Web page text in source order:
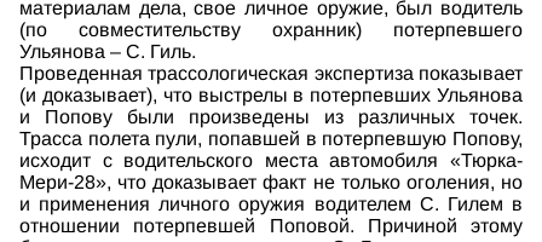
материалам дела, свое личное оружие, был водитель
(по совместительству охранник) потерпевшего
Ульянова – С. Гиль.
Проведенная трассологическая экспертиза показывает
(и доказывает), что выстрелы в потерпевших Ульянова
и Попову были произведены из различных точек.
Трасса полета пули, попавшей в потерпевшую Попову,
исходит с водительского места автомобиля «Тюрка-
Мери-28», что доказывает факт не только оголения, но
и применения личного оружия водителем С. Гилем в
отношении потерпевшей Поповой. Причиной этому